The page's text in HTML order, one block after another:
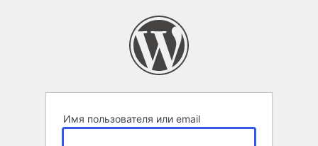
Имя пользователя или email